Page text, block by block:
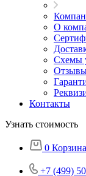
О
Схемы
Контакты
Узнать стоимость
0 Корзина
+7 (499)